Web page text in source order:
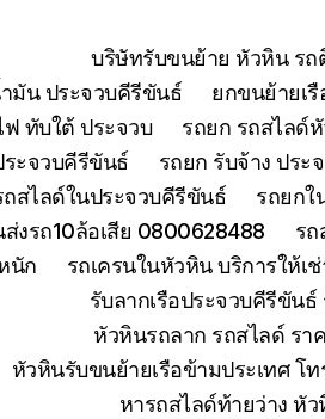
บริษัทรับขนย้าย หัวหิน ร
มัน ประจวบคีรีขันธ์
ยกขนย้ายเ
ทับใต้ ประจวบ
รถยก รถสไลด์
ะจวบคีรีขันธ์
รถยก รับจ้าง ประ
สไลด์ในประจวบคีรีขันธ์
รถยกใ
งรถ10ล้อเสีย 0800628488
ร
นัก
รถเครนในหัวหิน บริการให้
รับลากเรือประจวบคีรีขัน
หัวหินรถลาก รถสไลด์ รา
หัวหินรับขนย้ายเรือข้ามประเทศ โ
หารถสไลด์ท้ายว่าง หั